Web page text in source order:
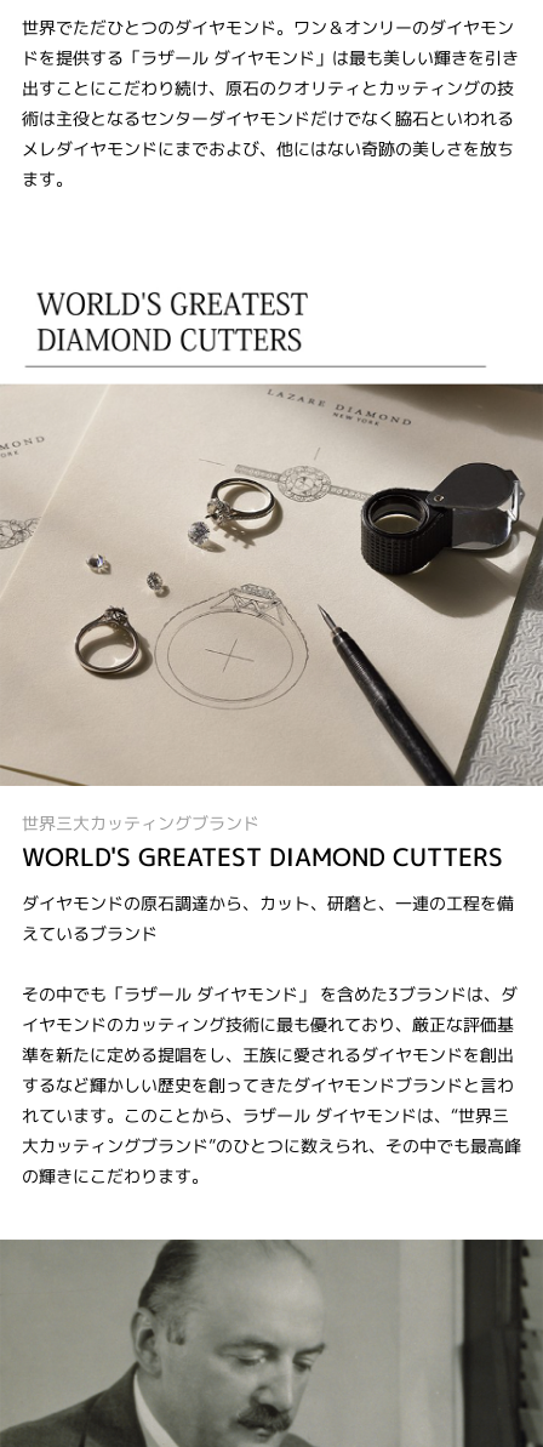
世界でただひとつのダイヤモンド。ワン＆オンリーのダイヤモン
ドを提供する「ラザール ダイヤモンド」は最も美しい輝きを引き
出すことにこだわり続け、原石のクオリティとカッティングの技
術は主役となるセンターダイヤモンドだけでなく脇石といわれる
メレダイヤモンドにまでおよび、他にはない奇跡の美しさを放ち
ます。
世界三大カッティングブランド
WORLD'S GREATEST DIAMOND CUTTERS
ダイヤモンドの原石調達から、カット、研磨と、一連の工程を備
えているブランド
その中でも「ラザール ダイヤモンド」 を含めた3ブランドは、ダ
イヤモンドのカッティング技術に最も優れており、厳正な評価基
準を新たに定める提唱をし、王族に愛されるダイヤモンドを創出
するなど輝かしい歴史を創ってきたダイヤモンドブランドと言わ
れています。このことから、ラザール ダイヤモンドは、“世界三
大カッティングブランド”のひとつに数えられ、その中でも最高峰
の輝きにこだわります。